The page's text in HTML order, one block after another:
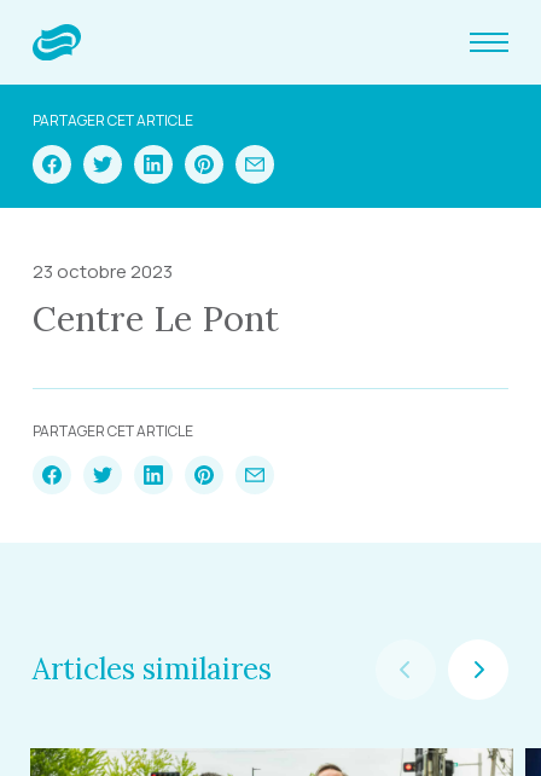
PARTAGER CET ARTICLE
23 octobre 2023
Centre Le Pont
PARTAGER CET ARTICLE
Articles similaires